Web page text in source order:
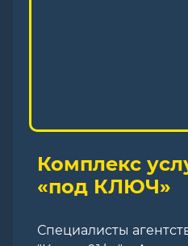
Комплекс
«под КЛЮЧ»
Специалисты